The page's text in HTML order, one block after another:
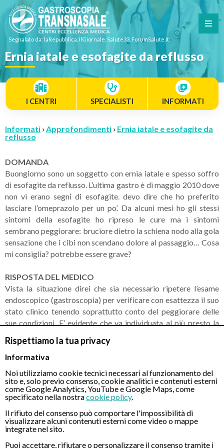
Rispettiamo la tua privacy
Informativa
Noi utilizziamo cookie tecnici necessari al funzionamento del
sito e, solo previo consenso, cookie analitici e contenuti esterni
come Google Analytics, YouTube e Google Maps, come
specificato nella nostracookie policy.
Il rifiuto del consenso può comportare l'impossibilità di
visualizzare alcuni contenuti esterni come video o mappe
integrate nel sito.
Puoi accettare, rifiutare o personalizzare il consenso tramite i
Segnalato da: laRepubblica, IlGiornale, Salute33, ForumSalute.it
Ernia iatale e esofagite da reflusso
I CENTRI SPECIALISTI INFORMATI
Informati › Approfondimenti › Ernia iatale e esofagite da
reflusso
DOMANDA
Buongiorno sono un soggetto con ernia iatale e spesso soffro
di esofagite da reflusso. L’ultima gastro è di maggio 2010 dove
non vi erano segni di esofagite. devo dire che ho preferito
lasciare l’omeprazolo per un po’. Da alcuni mesi ho gli stessi
sintomi della esofagite ho ripreso le cure ma i sintomi
sembrano peggiorare: bruciore dietro la schiena nodo alla gola
sensazione che i cibi non scendano dolore al passaggio… Cosa
mi consiglia? potrebbe essere grave?
RISPOSTA DEL MEDICO
Vista la situazione direi che sia necessario ripetere l’esame
endoscopico (gastroscopia) per verificare con esattezza il suo
stato clinico tenendo soprattutto conto del peggiorare delle
sue condizioni. E’ evidente che va individuata al più presto la
sintomatologie.
CONTATTI
Chiamaci